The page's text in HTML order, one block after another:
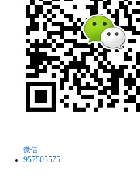
微信
957505575